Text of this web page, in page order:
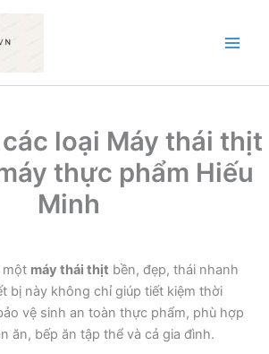
loại Máy thái thịt
thực phẩm Hiếu
Minh
một máy thái thịt bền, đẹp, thái nhanh
bị này không chỉ giúp tiết kiệm thời
vệ sinh an toàn thực phẩm, phù hợp
ăn, bếp ăn tập thể và cả gia đình.